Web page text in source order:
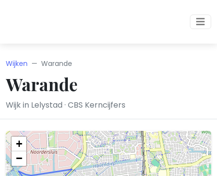
Wijken Warande
Warande
Wijk in Lelystad · CBS Kerncijfers
+
−